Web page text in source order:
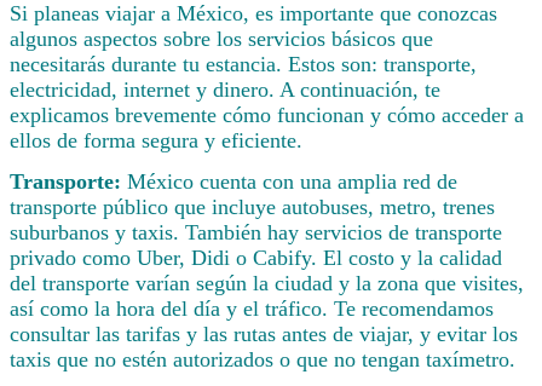
Si planeas viajar a México, es importante que conozcas
algunos aspectos sobre los servicios básicos que
necesitarás durante tu estancia. Estos son: transporte,
electricidad, internet y dinero. A continuación, te
explicamos brevemente cómo funcionan y cómo acceder a
ellos de forma segura y eficiente.
Transporte: México cuenta con una amplia red de
transporte público que incluye autobuses, metro, trenes
suburbanos y taxis. También hay servicios de transporte
privado como Uber, Didi o Cabify. El costo y la calidad
del transporte varían según la ciudad y la zona que visites,
así como la hora del día y el tráfico. Te recomendamos
consultar las tarifas y las rutas antes de viajar, y evitar los
taxis que no estén autorizados o que no tengan taxímetro.